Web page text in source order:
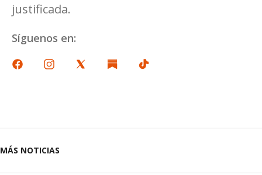
justificada.
Síguenos en:
MÁS NOTICIAS